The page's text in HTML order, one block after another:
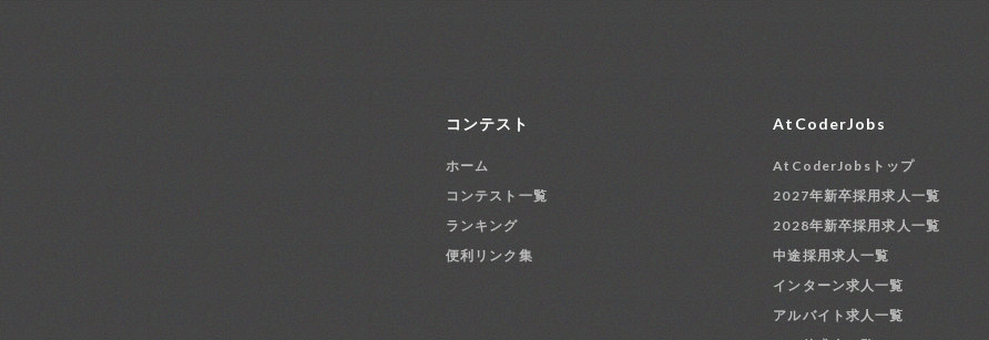
コンテスト
ホーム
コンテスト一覧
ランキング
便利リンク集
AtCoderJobs
AtCoderJobsトップ
2027年新卒採用求人一覧
2028年新卒採用求人一覧
中途採用求人一覧
インターン求人一覧
アルバイト求人一覧